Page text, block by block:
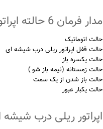
مدار فرمان 6 حالته اپراتور ریلی درب شیشه ای
حالت اتوماتیک
حالت قفل اپراتور ریلی درب شیشه ای
حالت یکسره باز
حالت زمستانه (نیمه باز شو )
حالت باز شدن از یک سمت
حالت یکبار عبور
اپراتور ریلی درب شیشه ای دارای 6